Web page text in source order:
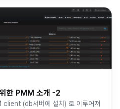
한 PMM 소개 -2
(db서버에 설치) 로 이루어져